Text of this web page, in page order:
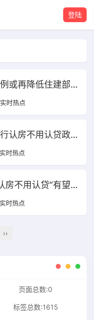
登陆
首套房首付比例或再降低住建部表态释放超预期积极信号
实时热点
限购严格且执行认房不用认贷政策受关注
实时热点
住建部部长:“认房不用认贷”有望松动
实时热点
››
页面总数:0
标签总数:1615